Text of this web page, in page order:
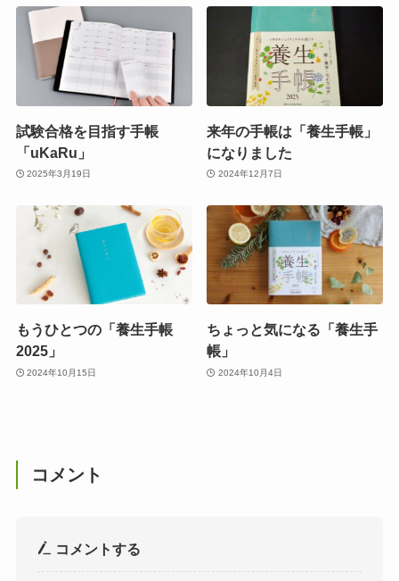
試験合格を目指す手帳
「uKaRu」
2025年3月19日
来年の手帳は「養生手帳」
になりました
2024年12月7日
もうひとつの「養生手帳
2025」
2024年10月15日
ちょっと気になる「養生手
帳」
2024年10月4日
コメント
コメントする